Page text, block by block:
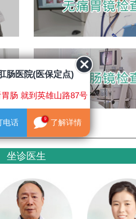
坐诊医生
肠医院(医保定点)
肠 就到英雄山路87号
电话 9 了解详情